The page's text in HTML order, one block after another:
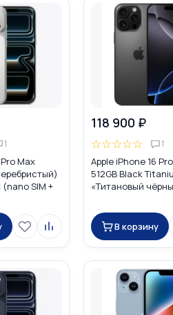
1
Max
(nano SIM +
118 900 ₽
☆☆☆☆☆ 1
Apple iPhone 16
512GB Black
«Титановый
В корзину